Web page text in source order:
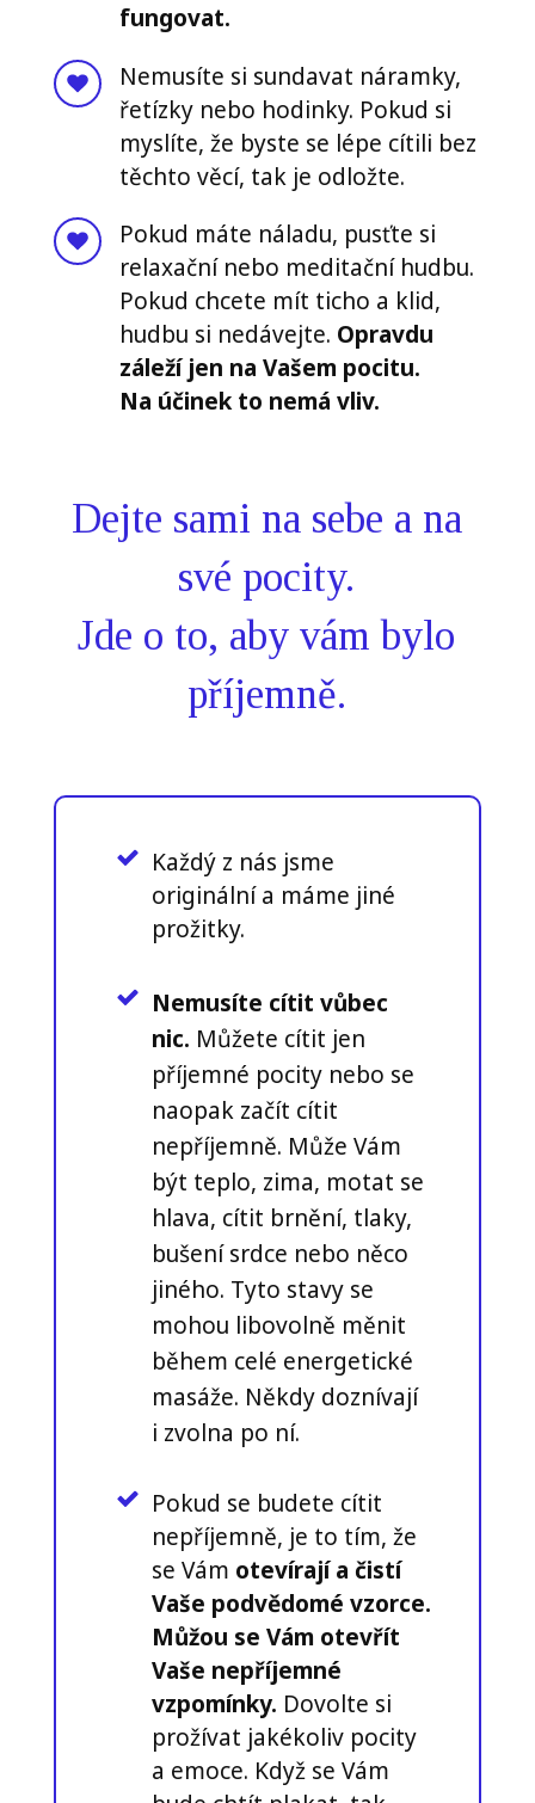
fungovat.
Nemusíte si sundavat náramky,
řetízky nebo hodinky. Pokud si
myslíte, že byste se lépe cítili bez
těchto věcí, tak je odložte.
Pokud máte náladu, pusťte si
relaxační nebo meditační hudbu.
Pokud chcete mít ticho a klid,
hudbu si nedávejte. Opravdu
záleží jen na Vašem pocitu.
Na účinek to nemá vliv.
Dejte sami na sebe a na
své pocity.
Jde o to, aby vám bylo
příjemně.
Každý z nás jsme
originální a máme jiné
prožitky.
Nemusíte cítit vůbec
nic. Můžete cítit jen
příjemné pocity nebo se
naopak začít cítit
nepříjemně. Může Vám
být teplo, zima, motat se
hlava, cítit brnění, tlaky,
bušení srdce nebo něco
jiného. Tyto stavy se
mohou libovolně měnit
během celé energetické
masáže. Někdy doznívají
i zvolna po ní.
Pokud se budete cítit
nepříjemně, je to tím, že
se Vám otevírají a čistí
Vaše podvědomé vzorce.
Můžou se Vám otevřít
Vaše nepříjemné
vzpomínky. Dovolte si
prožívat jakékoliv pocity
a emoce. Když se Vám